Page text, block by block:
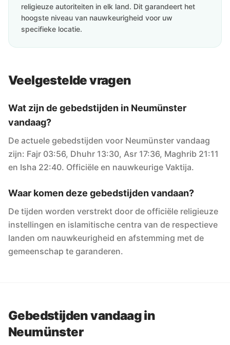
religieuze autoriteiten in elk land. Dit garandeert het
hoogste niveau van nauwkeurigheid voor uw
specifieke locatie.
Veelgestelde vragen
Wat zijn de gebedstijden in Neumünster
vandaag?
De actuele gebedstijden voor Neumünster vandaag
zijn: Fajr 03:56, Dhuhr 13:30, Asr 17:36, Maghrib 21:11
en Isha 22:40. Officiële en nauwkeurige Vaktija.
Waar komen deze gebedstijden vandaan?
De tijden worden verstrekt door de officiële religieuze
instellingen en islamitische centra van de respectieve
landen om nauwkeurigheid en afstemming met de
gemeenschap te garanderen.
Gebedstijden vandaag in
Neumünster